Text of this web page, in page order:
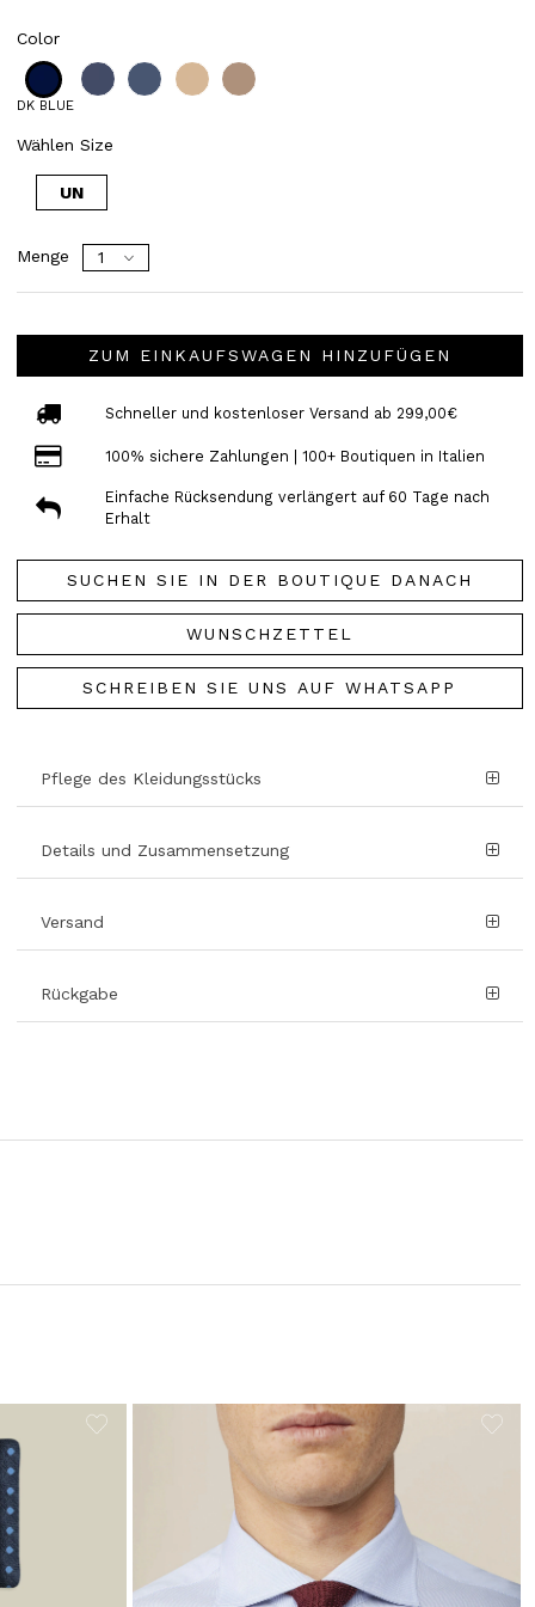
Color
DK BLUE
Wählen Size
UN
Menge
ZUM EINKAUFSWAGEN HINZUFÜGEN
Schneller und kostenloser Versand ab 299,00€
100% sichere Zahlungen | 100+ Boutiquen in Italien
Einfache Rücksendung verlängert auf 60 Tage nach
Erhalt
SUCHEN SIE IN DER BOUTIQUE DANACH
WUNSCHZETTEL
SCHREIBEN SIE UNS AUF WHATSAPP
Pflege des Kleidungsstücks
Details und Zusammensetzung
Versand
Rückgabe